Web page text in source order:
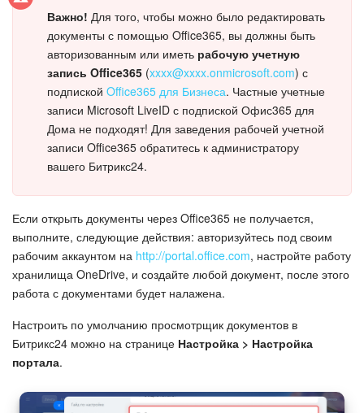
Маркетплейс
Контакт-центр
Настройки
Виджет сотрудника
Филиальная сеть
Приложение Битрикс24
Битрикс24 в коробке
Изменения в статьях (архив)
Важно! Для того, чтобы можно было редактировать
документы с помощью Office365, вы должны быть
авторизованным или иметь рабочую учетную
запись Office365 (xxxx@xxxx.onmicrosoft.com) с
подпиской Office365 для Бизнеса. Частные учетные
записи Microsoft LiveID с подпиской Офис365 для
Дома не подходят! Для заведения рабочей учетной
записи Office365 обратитесь к администратору
вашего Битрикс24.
Если открыть документы через Office365 не получается,
выполните, следующие действия: авторизуйтесь под своим
рабочим аккаунтом на http://portal.office.com, настройте работу
хранилища OneDrive, и создайте любой документ, после этого
работа с документами будет налажена.
Настроить по умолчанию просмотрщик документов в
Битрикс24 можно на странице Настройка > Настройка
портала.